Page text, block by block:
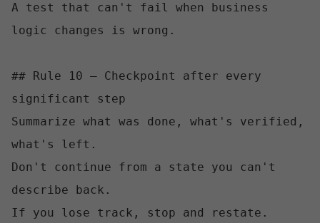
A test that can't fail when business
logic changes is wrong.
## Rule 10 — Checkpoint after every
significant step
Summarize what was done, what's verified,
what's left.
Don't continue from a state you can't
describe back.
If you lose track, stop and restate.